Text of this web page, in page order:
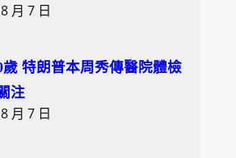
月 7 日
歲 特朗普本周秀傳醫院體檢
注
月 7 日